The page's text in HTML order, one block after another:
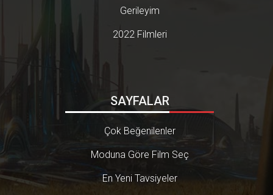
Gerileyim
2022 Filmleri
SAYFALAR
Çok Beğenilenler
Moduna Göre Film Seç
En Yeni Tavsiyeler